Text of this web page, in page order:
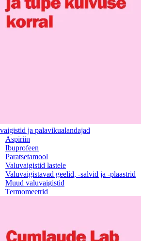
ja palavikualandajad
Aspiriin
Ibuprofeen
Paratsetamool
Valuvaigistid lastele
Valuvaigistavad geelid, -salvid ja -plaastrid
Muud valuvaigistid
Termomeetrid